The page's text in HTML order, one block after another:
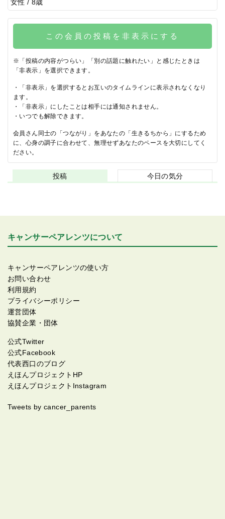
女性 / 8歳
この会員の投稿を非表示にする
※「投稿の内容がつらい」「別の話題に触れたい」と感じたときは
「非表示」を選択できます。
・「非表示」を選択するとお互いのタイムラインに表示されなくなり
ます。
・「非表示」にしたことは相手には通知されません。
・いつでも解除できます。
会員さん同士の「つながり」をあなたの「生きるちから」にするため
に、心身の調子に合わせて、無理せずあなたのペースを大切にしてく
ださい。
投稿 今日の気分
キャンサーペアレンツについて
キャンサーペアレンツの使い方
お問い合わせ
利用規約
プライバシーポリシー
運営団体
協賛企業・団体
公式Twitter
公式Facebook
代表西口のブログ
えほんプロジェクトHP
えほんプロジェクトInstagram
Tweets by cancer_parents